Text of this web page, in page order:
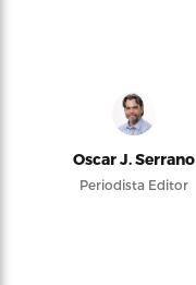
Oscar J. Serrano
Periodista Editor